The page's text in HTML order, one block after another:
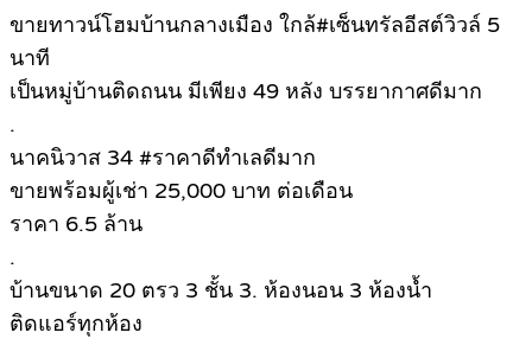
ขายทาวน์โฮมบ้านกลางเมือง ใกล้#เซ็นทรัลอีสต์วิวล์ 5
นาที
เป็นหมู่บ้านติดถนน มีเพียง 49 หลัง บรรยากาศดีมาก
.
นาคนิวาส 34 #ราคาดีทำเลดีมาก
ขายพร้อมผู้เช่า 25,000 บาท ต่อเดือน
ราคา 6.5 ล้าน
.
บ้านขนาด 20 ตรว 3 ชั้น 3. ห้องนอน 3 ห้องน้ำ
ติดแอร์ทุกห้อง